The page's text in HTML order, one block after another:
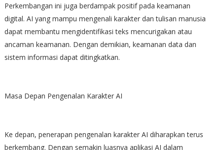
Perkembangan ini juga berdampak positif pada keamanan
digital. AI yang mampu mengenali karakter dan tulisan manusia
dapat membantu mengidentifikasi teks mencurigakan atau
ancaman keamanan. Dengan demikian, keamanan data dan
sistem informasi dapat ditingkatkan.
Masa Depan Pengenalan Karakter AI
Ke depan, penerapan pengenalan karakter AI diharapkan terus
berkembang. Dengan semakin luasnya aplikasi AI dalam